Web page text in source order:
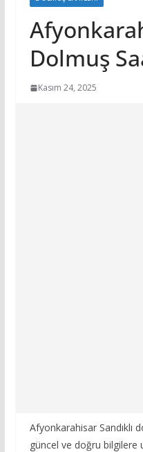
Dolmuş
Kasım 24, 2025
Afyonkarahisar Sandıklı
güncel ve doğru bilgilere